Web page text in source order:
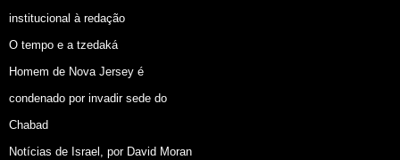
institucional à redação
O tempo e a tzedaká
Homem de Nova Jersey é
condenado por invadir sede do
Chabad
Notícias de Israel, por David Moran